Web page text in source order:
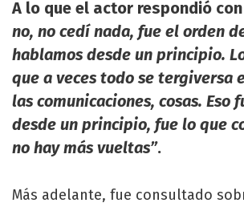
A lo que el actor respondió
no, no cedí nada, fue el orden
hablamos desde un principio.
que a veces todo se tergiversa
las comunicaciones, cosas. Eso
desde un principio, fue lo que
no hay más vueltas”.
Más adelante, fue consultado